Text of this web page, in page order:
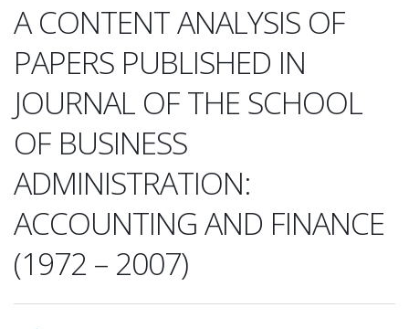
A CONTENT ANALYSIS OF
PAPERS PUBLISHED IN
JOURNAL OF THE SCHOOL
OF BUSINESS
ADMINISTRATION:
ACCOUNTING AND FINANCE
(1972 – 2007)